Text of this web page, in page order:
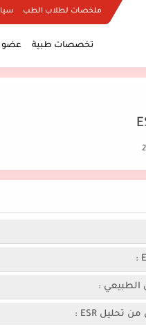
ملخصات لطلاب الطب
تخصصات طبية عضو